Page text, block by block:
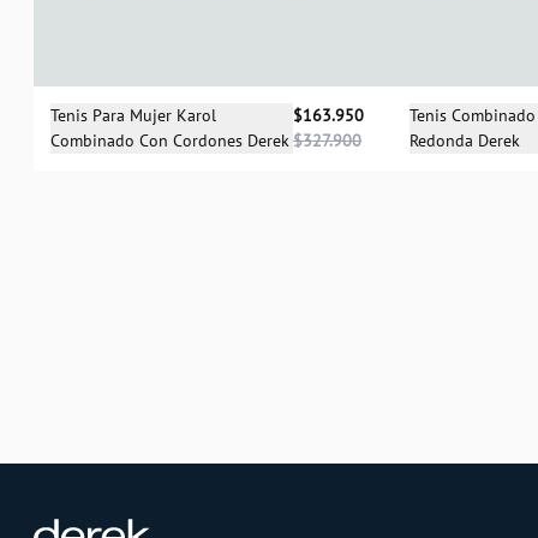
Selecciona una talla
35 36 37 38 39 40
Tenis Para Mujer Karol
Combinado Con Cordones Derek
$163.950
$327.900
35 36
Tenis
Redonda Derek